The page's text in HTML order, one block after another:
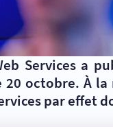
Services a
20 octobre. À
par effet